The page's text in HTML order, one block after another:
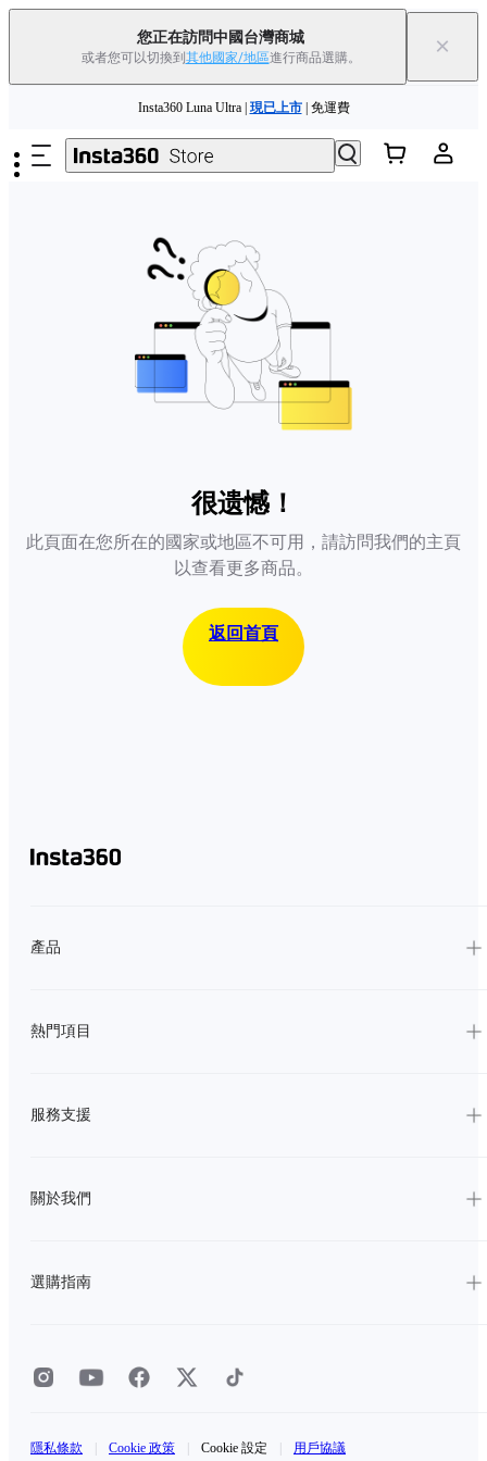
您正在訪問中國台灣商城
或者您可以切換到 其他國家/地區進行商品選購。 ×
Insta360 Luna Ultra | 現已上市| 免運費
舊機換新機，享現金回饋或優惠券 了解更多
很遗憾！
此頁面在您所在的國家或地區不可用，請訪問我們的主頁
以查看更多商品。
返回首頁
產品
熱門項目
服務支援
關於我們
選購指南
隱私條款 Cookie 政策 Cookie 設定 用戶協議